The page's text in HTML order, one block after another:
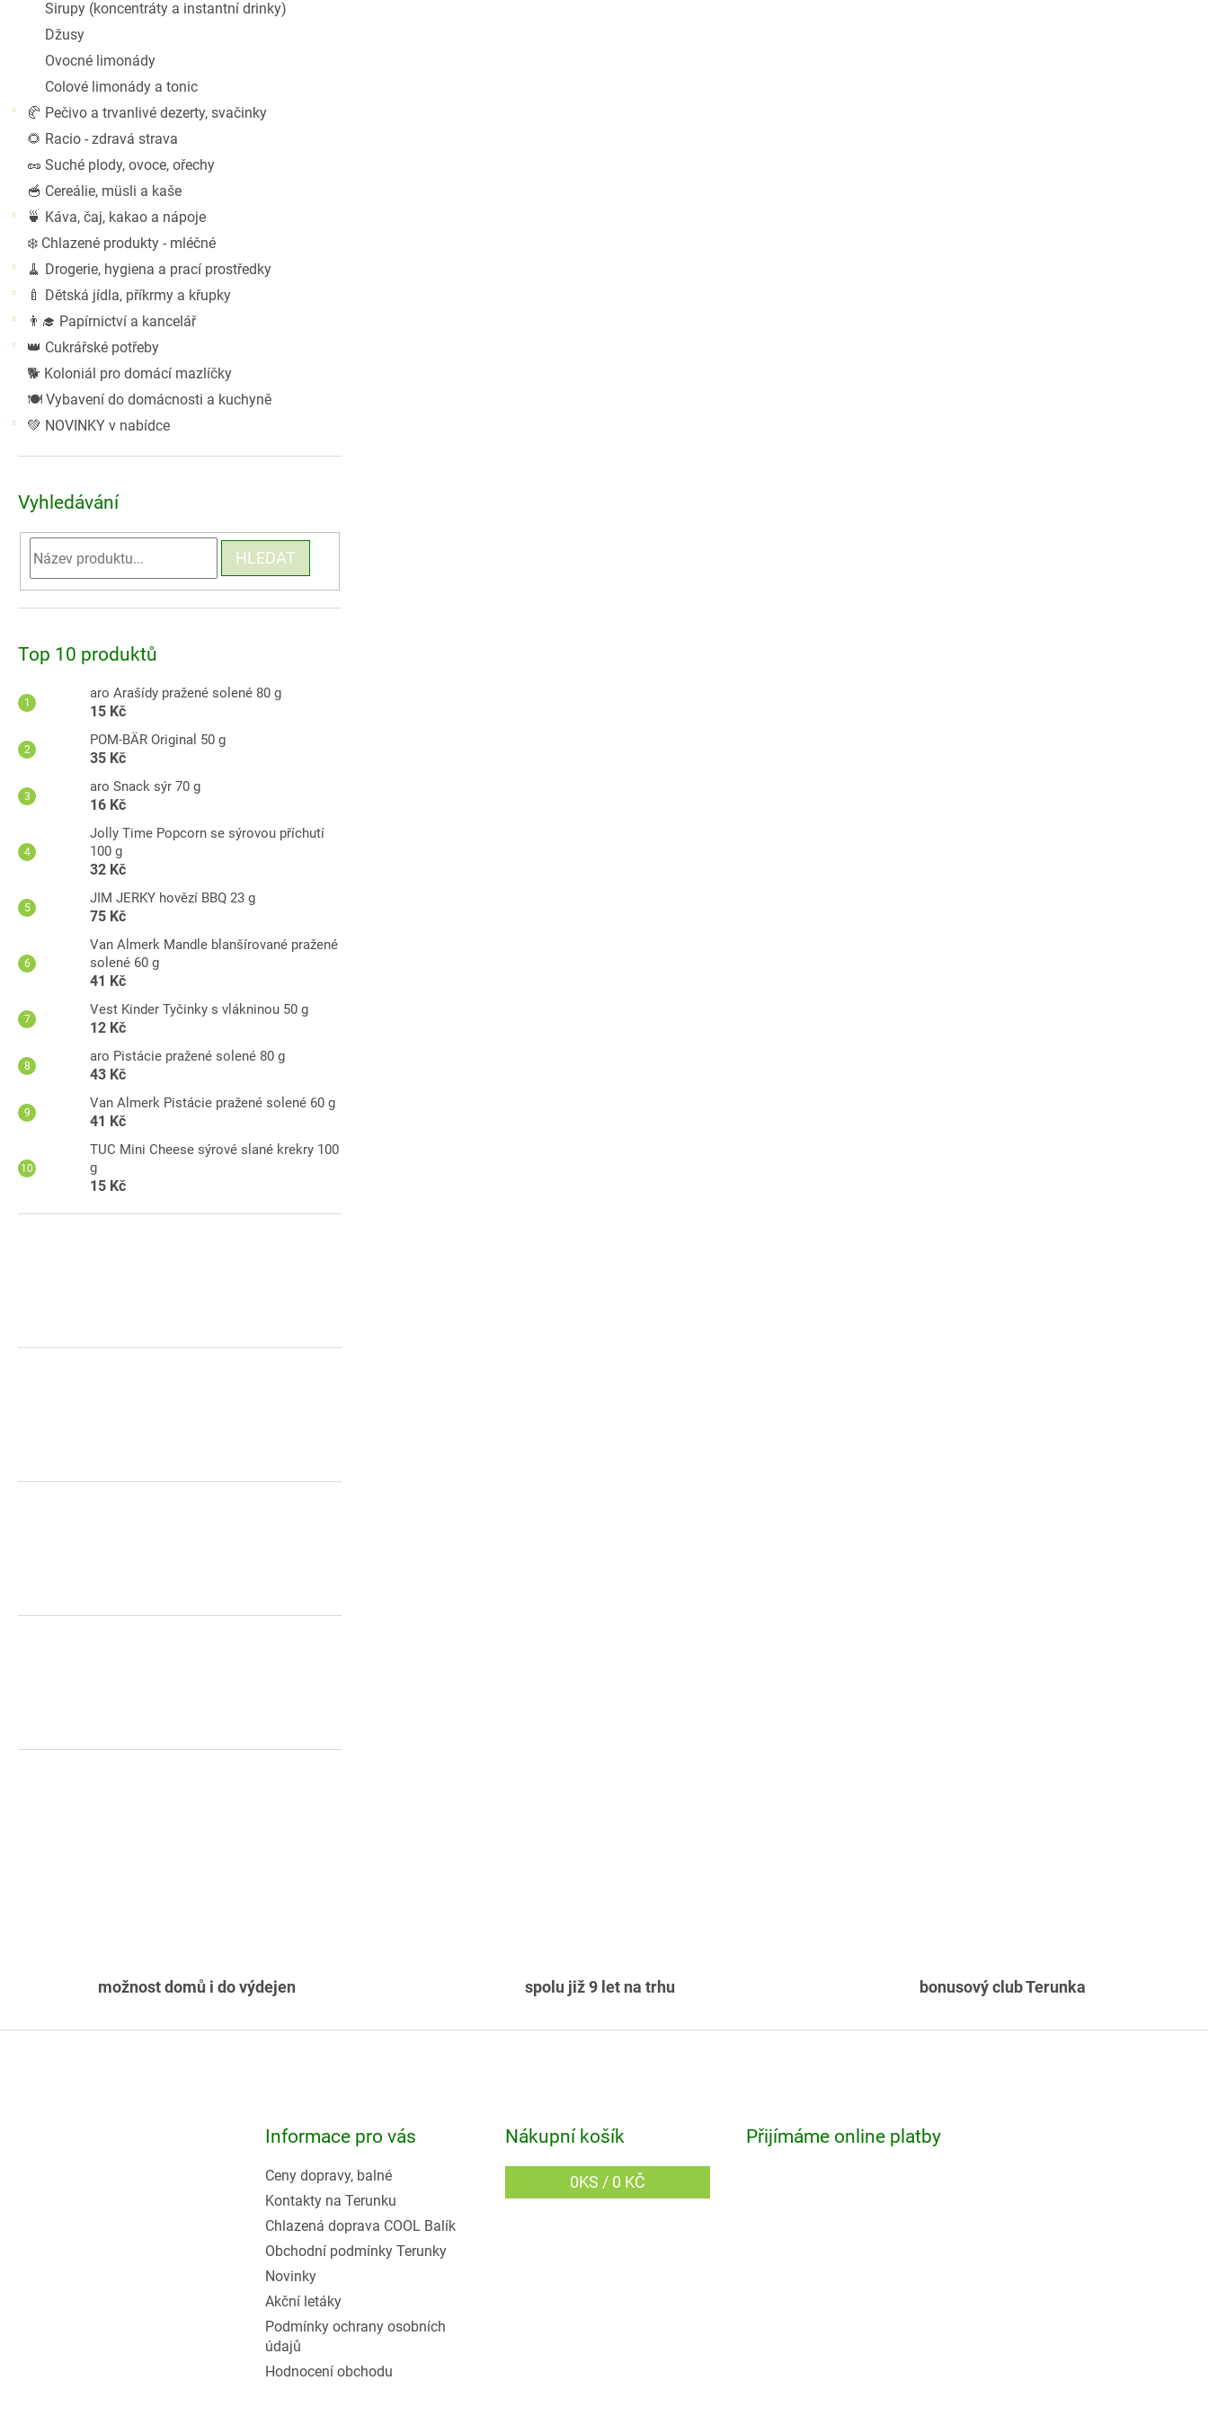
Sirupy (koncentráty a instantní drinky)
Džusy
Ovocné limonády
Colové limonády a tonic
🥐 Pečivo a trvanlivé dezerty, svačinky
🌻 Racio - zdravá strava
🥜 Suché plody, ovoce, ořechy
🥣 Cereálie, müsli a kaše
🍵 Káva, čaj, kakao a nápoje
❄️ Chlazené produkty - mléčné
🧹 Drogerie, hygiena a prací prostředky
🍼 Dětská jídla, příkrmy a křupky
👨‍🎓 Papírnictví a kancelář
👑 Cukrářské potřeby
🐕 Koloniál pro domácí mazlíčky
🍽️ Vybavení do domácnosti a kuchyně
💚 NOVINKY v nabídce
Vyhledávání
HLEDAT
Top 10 produktů
aro Arašídy pražené solené 80 g
15 Kč
POM-BÄR Original 50 g
35 Kč
aro Snack sýr 70 g
16 Kč
Jolly Time Popcorn se sýrovou příchutí
100 g
32 Kč
JIM JERKY hovězí BBQ 23 g
75 Kč
Van Almerk Mandle blanšírované pražené
solené 60 g
41 Kč
Vest Kinder Tyčinky s vlákninou 50 g
12 Kč
aro Pistácie pražené solené 80 g
43 Kč
Van Almerk Pistácie pražené solené 60 g
41 Kč
TUC Mini Cheese sýrové slané krekry 100
g
15 Kč
možnost domů i do výdejen spolu již 9 let na trhu bonusový club Terunka
Informace pro vás
Ceny dopravy, balné
Kontakty na Terunku
Chlazená doprava COOL Balík
Obchodní podmínky Terunky
Novinky
Akční letáky
Podmínky ochrany osobních
údajů
Hodnocení obchodu
Nákupní košík
0KS / 0 KČ
Přijímáme online platby